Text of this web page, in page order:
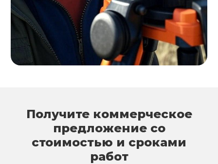
Получите коммерческое
предложение со
стоимостью и сроками
работ